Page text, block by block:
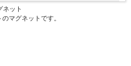
ット
のマグネットです。